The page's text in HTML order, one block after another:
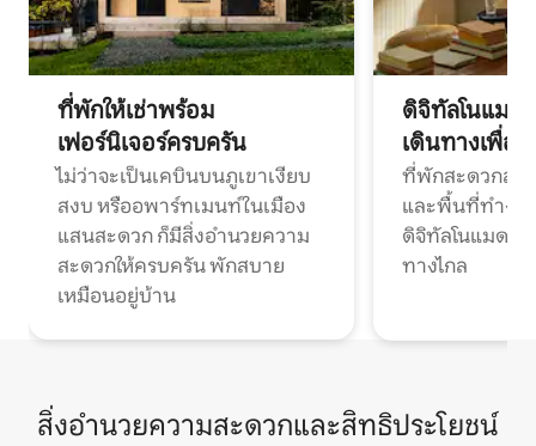
ที่พักให้เช่าพร้อม
เฟอร์นิเจอร์ครบครัน
ไม่ว่าจะเป็นเคบินบนภูเขาเงียบ
สงบ หรืออพาร์ทเมนท์ในเมือง
แสนสะดวก ก็มีสิ่งอำนวยความ
สะดวกให้ครบครัน พักสบาย
เหมือนอยู่บ้าน
ดิจิทัลโนแมด
เดินทางเพื่อ
ที่พักสะดวกสบ
และพื้นที่ทำงา
ดิจิทัลโนแมดแ
ทางไกล
สิ่งอำนวยความสะดวกและสิทธิประโยชน์